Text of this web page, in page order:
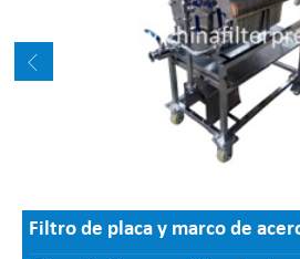
Filtro de placa y marco de